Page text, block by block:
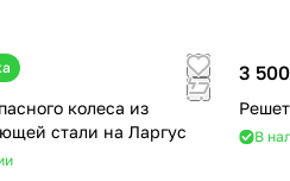
колеса из
нержавеющей стали на Ларгус
3
В